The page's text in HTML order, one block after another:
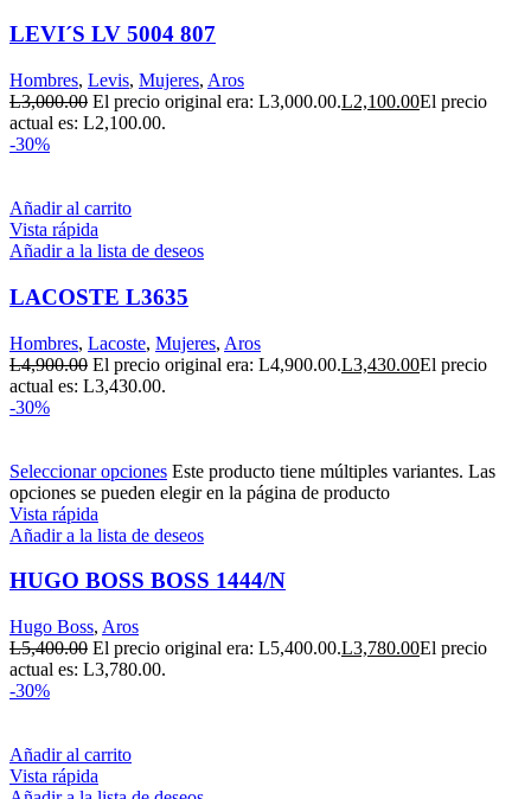
LEVI´S LV 5004 807
Hombres, Levis, Mujeres, Aros
L3,000.00 El precio original era: L3,000.00.L2,100.00El precio
actual es: L2,100.00.
-30%
Añadir al carrito
Vista rápida
Añadir a la lista de deseos
LACOSTE L3635
Hombres, Lacoste, Mujeres, Aros
L4,900.00 El precio original era: L4,900.00.L3,430.00El precio
actual es: L3,430.00.
-30%
Seleccionar opciones Este producto tiene múltiples variantes. Las
opciones se pueden elegir en la página de producto
Vista rápida
Añadir a la lista de deseos
HUGO BOSS BOSS 1444/N
Hugo Boss, Aros
L5,400.00 El precio original era: L5,400.00.L3,780.00El precio
actual es: L3,780.00.
-30%
Añadir al carrito
Vista rápida